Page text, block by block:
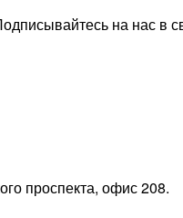
на нас в
проспекта, офис 208.